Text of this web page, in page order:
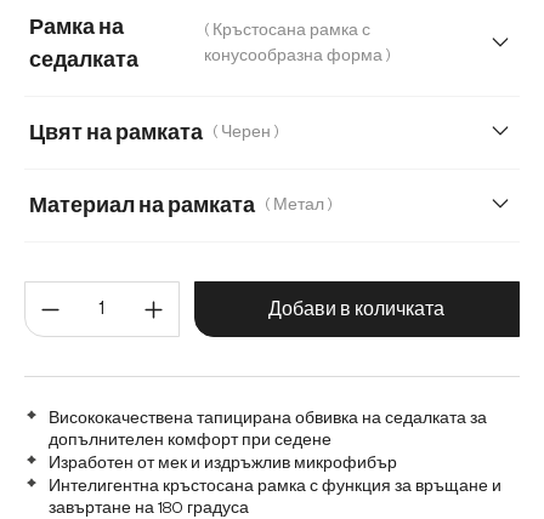
Естествена кожа/Шенил
Микрофибър/Букле Плюш
Рамка на
седалката
( Кръстосана рамка с
конусообразна форма )
Цвят на рамката ( Черен )
Материал на рамката ( Метал )
Дърво Матирана неръждаема стомана
Количество на продукта:
Добави в количката
Висококачествена тапицирана обвивка на седалката за
допълнителен комфорт при седене
Изработен от мек и издръжлив микрофибър
Интелигентна кръстосана рамка с функция за връщане и
завъртане на 180 градуса